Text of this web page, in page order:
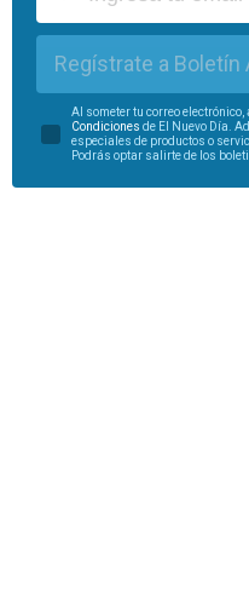
Regístrate a Boletín
Al someter tu correo electrónico,
Condiciones de El Nuevo Día.
especiales de productos o
Podrás optar salirte de los